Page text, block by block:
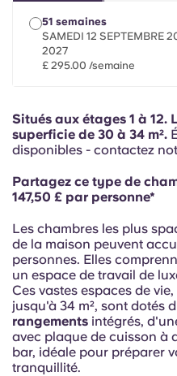
51 semaines
SAMEDI 12 SEPTEMBRE
2027
£ 295.00 /semaine
Situés aux étages 1 à 12.
superficie de 30 à 34 m².
disponibles - contactez
Partagez ce type de
147,50 £ par personne*
Les chambres les plus
de la maison peuvent
personnes. Elles
un espace de travail de
Ces vastes espaces de
jusqu'à 34 m², sont dotés
rangements intégrés,
avec plaque de cuisson à
bar, idéale pour préparer
tranquillité.